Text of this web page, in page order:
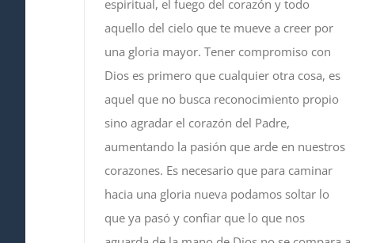
espiritual, el fuego del corazón y todo
aquello del cielo que te mueve a creer por
una gloria mayor. Tener compromiso con
Dios es primero que cualquier otra cosa, es
aquel que no busca reconocimiento propio
sino agradar el corazón del Padre,
aumentando la pasión que arde en nuestros
corazones. Es necesario que para caminar
hacia una gloria nueva podamos soltar lo
que ya pasó y confiar que lo que nos